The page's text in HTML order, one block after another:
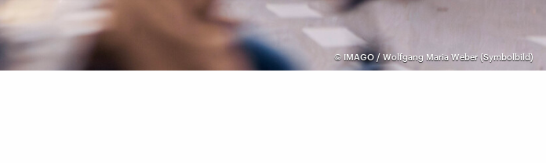
© IMAGO / Wolfgang Maria Weber (Symbolbild)